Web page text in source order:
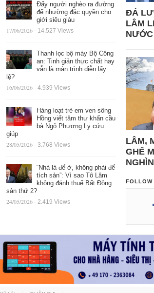
Đẩy người nghèo ra đường
để nhường đặc quyền cho
giới siêu giàu
17/06/2026 - 14.527 Views
Thanh lọc bộ máy Bộ Công
an: Tinh giản thực chất hay
vẫn là màn trình diễn lấy
lệ?
16/06/2026 - 4.939 Views
Hàng loạt trẻ em ven sông
Hồng viết tâm thư khẩn cầu
bà Ngô Phương Ly cứu
giúp
28/05/2026 - 3.768 Views
“Nhà là để ở, không phải để
tích sản”: Vì sao Tô Lâm
không đánh thuế Bất Động
sản thứ 2?
24/05/2026 - 2.419 Views
ĐÁ
LÂM
NƯỚC
LÂM,
GHẾ
FOLLOW